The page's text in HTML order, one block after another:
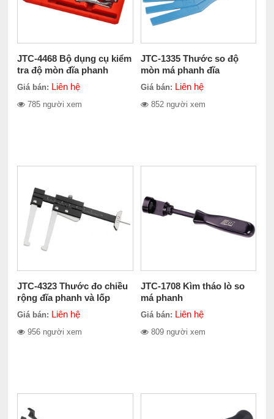
JTC-4468 Bộ dụng cụ kiểm
tra độ mòn đĩa phanh
Giá bán: Liên hệ
785 người xem
JTC-1335 Thước so độ
mòn má phanh đĩa
Giá bán: Liên hệ
852 người xem
JTC-4323 Thước đo chiều
rộng đĩa phanh và lốp
Giá bán: Liên hệ
956 người xem
JTC-1708 Kìm tháo lò so
má phanh
Giá bán: Liên hệ
809 người xem